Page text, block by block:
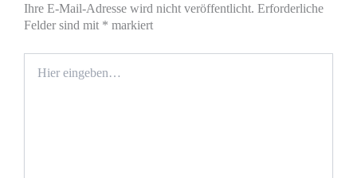
Ihre E-Mail-Adresse wird nicht veröffentlicht. Erforderliche
Felder sind mit * markiert
eingeben…